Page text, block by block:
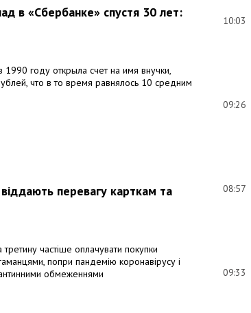
10:03
09:26
08:57
09:33
в «Сбербанке» спустя 30 лет:
году открыла счет на имя внучки,
что в то время равнялось 10 средним
перевагу карткам та
частіше оплачувати покупки
попри пандемію коронавірусу і
обмеженнями